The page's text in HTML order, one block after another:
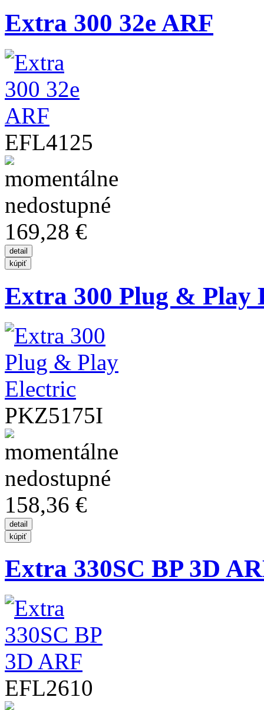
Extra 300 32e ARF
EFL4125
169,28 €
Extra 300 Plug & Play
PKZ5175I
158,36 €
Extra 330SC BP 3D
EFL2610